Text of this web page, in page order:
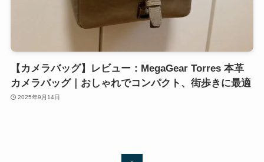
【カメラバッグ】レビュー：MegaGear Torres 本革
カメラバッグ｜おしゃれでコンパクト、街歩きに最適
2025年9月14日